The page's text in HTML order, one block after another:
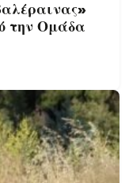
την Ομάδα